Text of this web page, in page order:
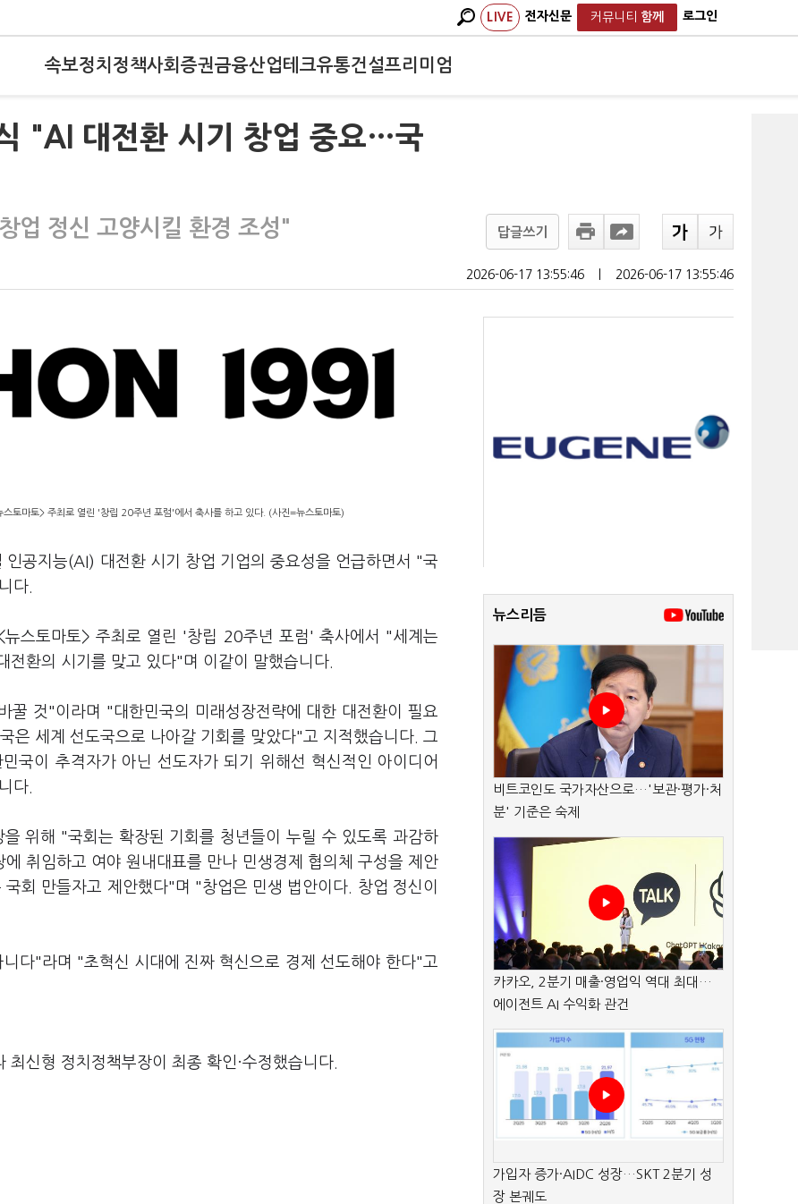
LIVE 전자신문 커뮤니티 함께 로그인
속보정치 정책사회 증권금융산업테크유통건설프리미엄
"AI 대전환 시기 창업 중요…국
업 정신 고양시킬 환경 조성" 답글쓰기
2026-06-17 13:55:46 2026-06-17 13:55:46
토마토> 주최로 열린 '창립 20주년 포럼'에서 축사를 하고 있다. (사진=뉴스토마토)
공지능(AI) 대전환 시기 창업 기업의 중요성을 언급하면서 "국
다.
스토마토> 주최로 열린 '창립 20주년 포럼' 축사에서 "세계는
환의 시기를 맞고 있다"며 이같이 말했습니다.
것"이라며 "대한민국의 미래성장전략에 대한 대전환이 필요
은 세계 선도국으로 나아갈 기회를 맞았다"고 지적했습니다. 그
국이 추격자가 아닌 선도자가 되기 위해선 혁신적인 아이디어
다.
위해 "국회는 확장된 기회를 청년들이 누릴 수 있도록 과감하
취임하고 여야 원내대표를 만나 민생경제 협의체 구성을 제안
회 만들자고 제안했다"며 "창업은 민생 법안이다. 창업 정신이
다"라며 "초혁신 시대에 진짜 혁신으로 경제 선도해야 한다"고
신형 정치정책부장이 최종 확인·수정했습니다.
뉴스리듬
비트코인도 국가자산으로…'보관·평가·처
분' 기준은 숙제
카카오, 2분기 매출·영업익 역대 최대…
에이전트 AI 수익화 관건
가입자 증가·AIDC 성장…SKT 2분기 성
장 본궤도